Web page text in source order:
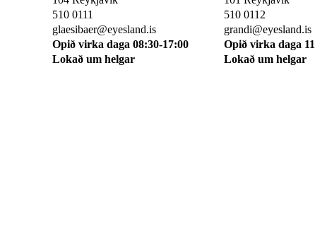
510 0111
glaesibaer@eyesland.is
Opið virka daga 08:30-17:00
Lokað um helgar
510 0112
grandi@eyesland.is
Opið virka daga 11
Lokað um helgar